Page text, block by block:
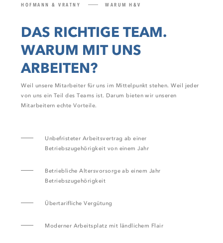
HOFMANN & VRATNY WARUM H&V
DAS RICHTIGE TEAM.
WARUM MIT UNS
ARBEITEN?
Weil unsere Mitarbeiter für uns im Mittelpunkt stehen. Weil jeder
von uns ein Teil des Teams ist. Darum bieten wir unseren
Mitarbeitern echte Vorteile.
Unbefristeter Arbeitsvertrag ab einer
Betriebszugehörigkeit von einem Jahr
Betriebliche Altersvorsorge ab einem Jahr
Betriebszugehörigkeit
Übertarifliche Vergütung
Moderner Arbeitsplatz mit ländlichem Flair